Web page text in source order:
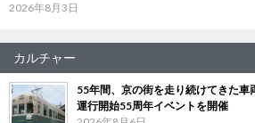
2026年8月3日
カルチャー
55年間、京の街を走り続けてきた
運行開始55周年イベントを開催